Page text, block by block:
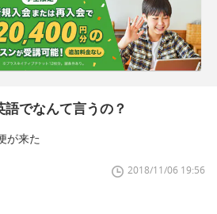
でなんて言うの？
が来た
2018/11/06 19:56